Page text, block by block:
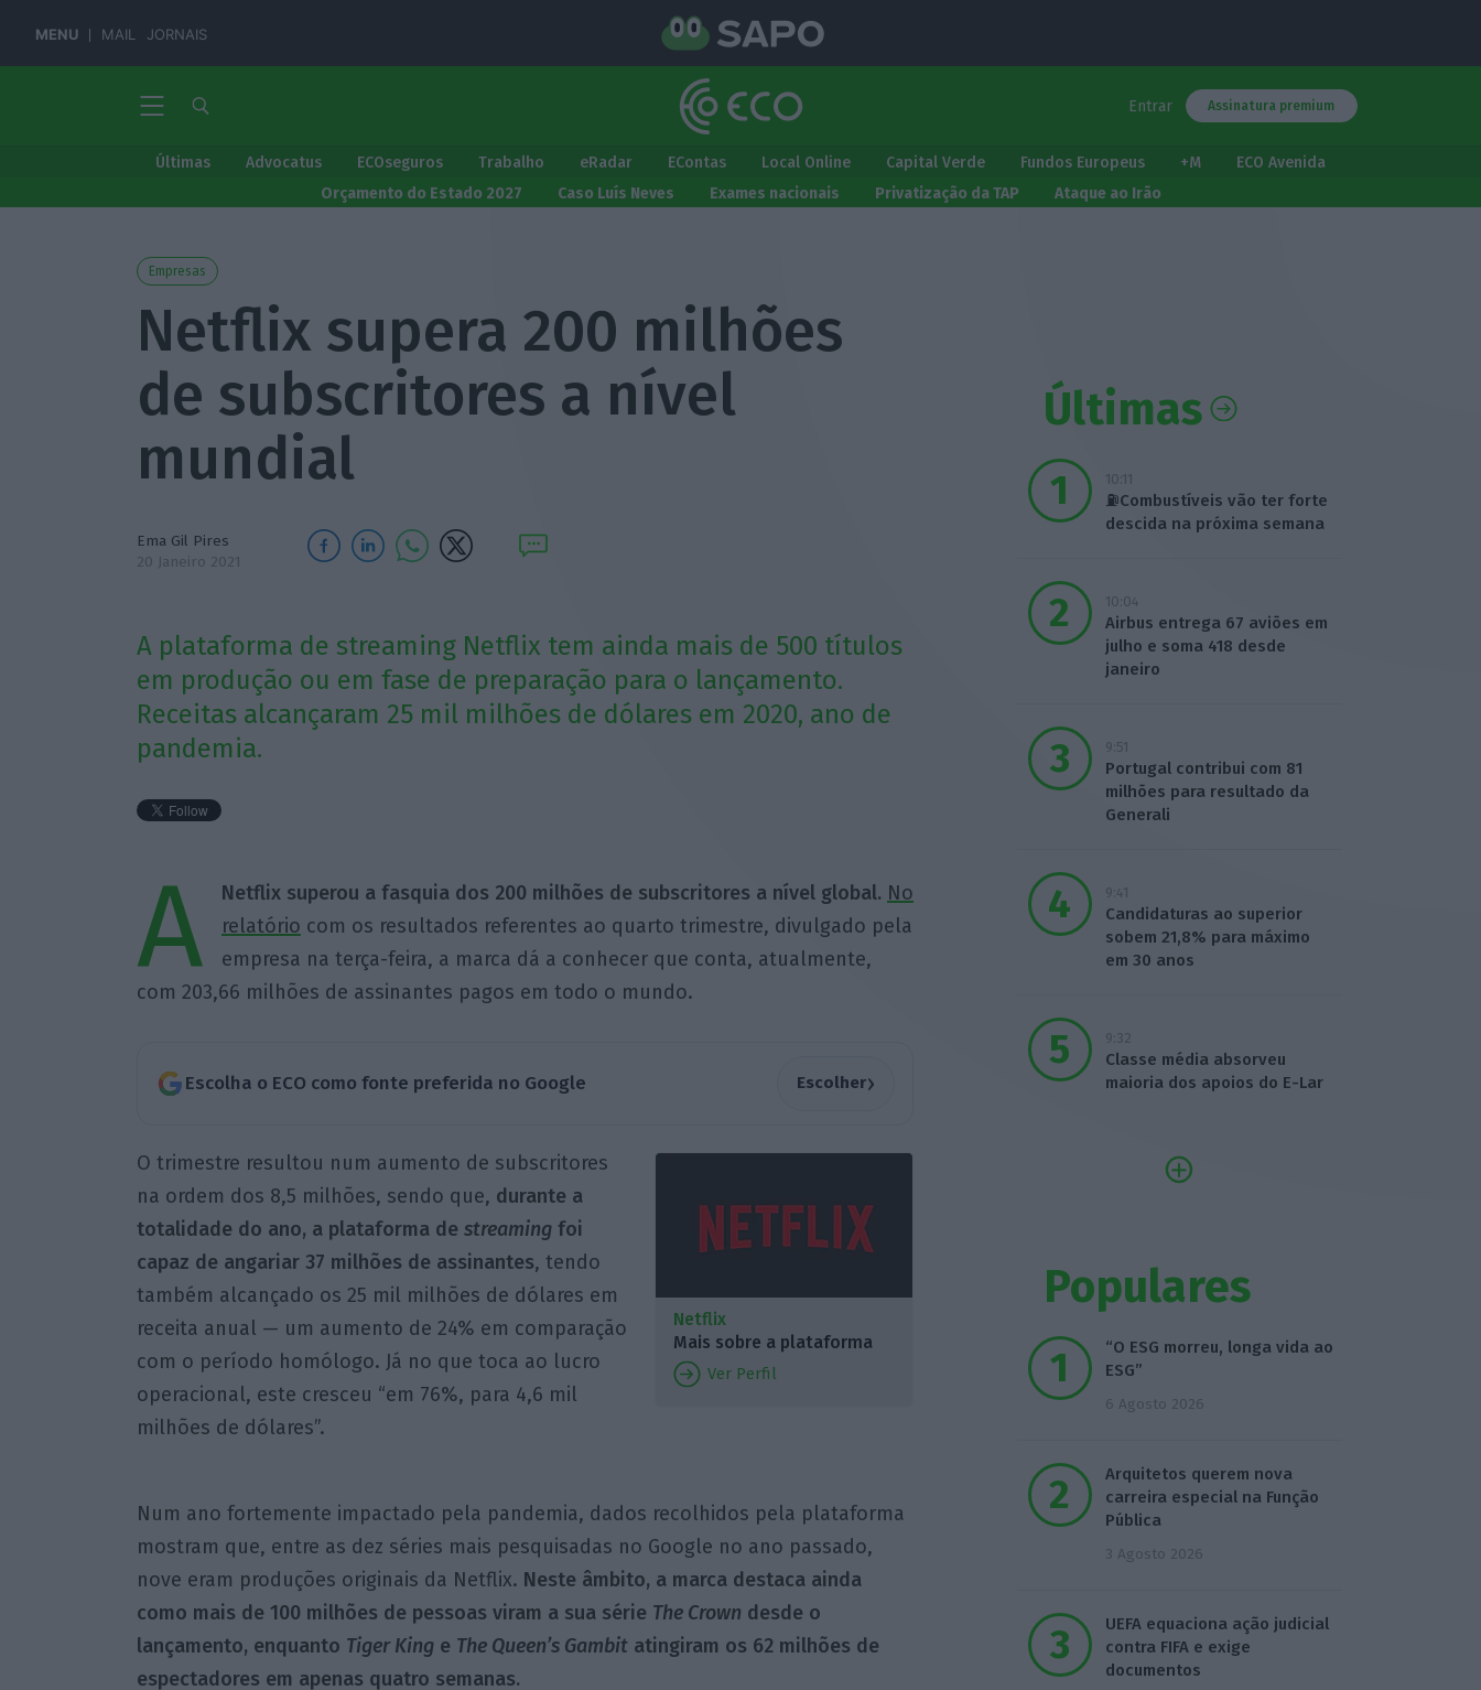
MENU MAIL JORNAIS
Entrar Assinatura premium
Últimas Advocatus ECOseguros Trabalho eRadar EContas Local Online Capital Verde Fundos Europeus +M
ECO Avenida
Orçamento do Estado 2027
Caso Luís Neves Exames nacionais Privatização da TAP Ataque ao Irão
Empresas
Netflix supera 200 milhões
de subscritores a nível
mundial
Ema Gil Pires
20 Janeiro 2021
A plataforma de streaming Netflix tem ainda mais de 500 títulos
em produção ou em fase de preparação para o lançamento.
Receitas alcançaram 25 mil milhões de dólares em 2020, ano de
pandemia.
A Netflix superou a fasquia dos 200 milhões de subscritores a nível global. No
relatório com os resultados referentes ao quarto trimestre, divulgado pela
empresa na terça-feira, a marca dá a conhecer que conta, atualmente,
com 203,66 milhões de assinantes pagos em todo o mundo.
Escolha o ECO como fonte preferida no Google Escolher›
Netflix
Mais sobre a plataforma
Ver Perfil
O trimestre resultou num aumento de subscritores
na ordem dos 8,5 milhões, sendo que, durante a
totalidade do ano, a plataforma de streamingfoi
capaz de angariar 37 milhões de assinantes, tendo
também alcançado os 25 mil milhões de dólares em
receita anual — um aumento de 24% em comparação
com o período homólogo. Já no que toca ao lucro
operacional, este cresceu “em 76%, para 4,6 mil
milhões de dólares”.
Num ano fortemente impactado pela pandemia, dados recolhidos pela plataforma
mostram que, entre as dez séries mais pesquisadas no Google no ano passado,
nove eram produções originais da Netflix. Neste âmbito, a marca destaca ainda
como mais de 100 milhões de pessoas viram a sua série The Crown desde o
lançamento, enquanto Tiger Kinge The Queen’s Gambitatingiram os 62 milhões de
espectadores em apenas quatro semanas.
Últimas
10:11
⛽Combustíveis vão ter forte
descida na próxima semana
10:04
Airbus entrega 67 aviões em
julho e soma 418 desde
janeiro
9:51
Portugal contribui com 81
milhões para resultado da
Generali
9:41
Candidaturas ao superior
sobem 21,8% para máximo
em 30 anos
9:32
Classe média absorveu
maioria dos apoios do E-Lar
Populares
“O ESG morreu, longa vida ao
ESG”
6 Agosto 2026
Arquitetos querem nova
carreira especial na Função
Pública
3 Agosto 2026
UEFA equaciona ação judicial
contra FIFA e exige
documentos